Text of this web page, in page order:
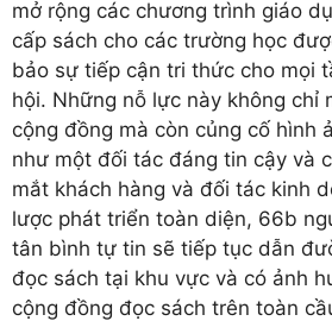
mở rộng các chương trình giáo
cấp sách cho các trường học
bảo sự tiếp cận tri thức cho mọi
hội. Những nỗ lực này không chỉ
cộng đồng mà còn củng cố hình
như một đối tác đáng tin cậy và
mắt khách hàng và đối tác kinh
lược phát triển toàn diện, 66b
tân bình tự tin sẽ tiếp tục dẫn
đọc sách tại khu vực và có ảnh
cộng đồng đọc sách trên toàn